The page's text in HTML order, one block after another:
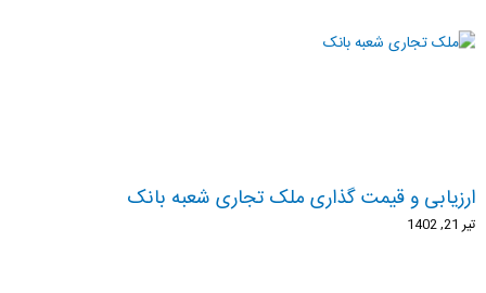
ارزیابی و قیمت گذاری ملک تجاری شعبه بانک
تیر 21, 1402